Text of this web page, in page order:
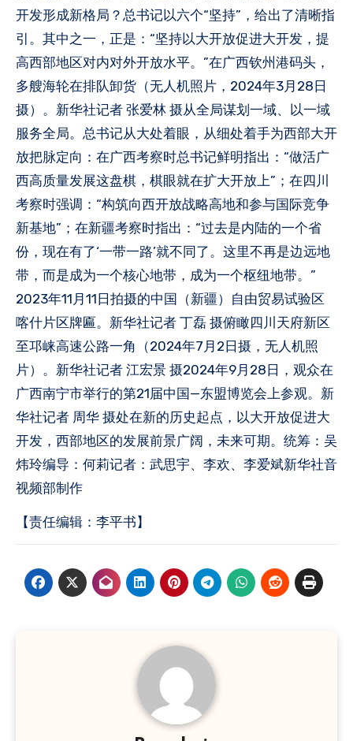
开发形成新格局？总书记以六个“坚持”，给出了清晰指
引。其中之一，正是：“坚持以大开放促进大开发，提
高西部地区对内对外开放水平。”在广西钦州港码头，
多艘海轮在排队卸货（无人机照片，2024年3月28日
摄）。新华社记者 张爱林 摄从全局谋划一域、以一域
服务全局。总书记从大处着眼，从细处着手为西部大开
放把脉定向：在广西考察时总书记鲜明指出：“做活广
西高质量发展这盘棋，棋眼就在扩大开放上”；在四川
考察时强调：“构筑向西开放战略高地和参与国际竞争
新基地”；在新疆考察时指出：“过去是内陆的一个省
份，现在有了‘一带一路’就不同了。这里不再是边远地
带，而是成为一个核心地带，成为一个枢纽地带。”
2023年11月11日拍摄的中国（新疆）自由贸易试验区
喀什片区牌匾。新华社记者 丁磊 摄俯瞰四川天府新区
至邛崃高速公路一角（2024年7月2日摄，无人机照
片）。新华社记者 江宏景 摄2024年9月28日，观众在
广西南宁市举行的第21届中国—东盟博览会上参观。新
华社记者 周华 摄处在新的历史起点，以大开放促进大
开发，西部地区的发展前景广阔，未来可期。统筹：吴
炜玲编导：何莉记者：武思宇、李欢、李爱斌新华社音
视频部制作
【责任编辑：李平书】